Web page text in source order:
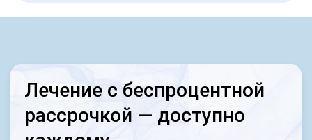
Лечение с беспроцентной
рассрочкой — доступно